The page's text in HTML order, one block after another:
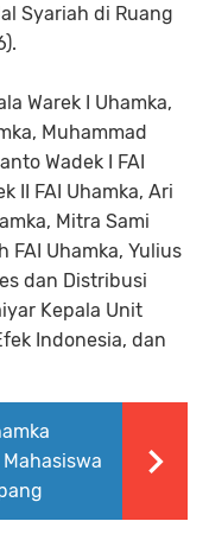
Syariah di Ruang
Warek I Uhamka,
Muhammad
Wadek I FAI
II FAI Uhamka, Ari
Mitra Sami
FAI Uhamka, Yulius
dan Distribusi
Kepala Unit
Indonesia, dan